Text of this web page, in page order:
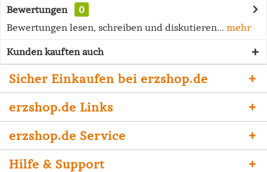
Bewertungen
0
Bewertungen lesen, schreiben und diskutieren... mehr
Kunden kauften auch
Sicher Einkaufen bei erzshop.de
erzshop.de Links
erzshop.de Service
Hilfe & Support